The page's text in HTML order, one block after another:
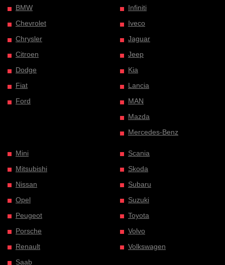
BMW
Chevrolet
Chrysler
Citroen
Dodge
Fiat
Ford
Infiniti
Iveco
Jaguar
Jeep
Kia
Lancia
MAN
Mazda
Mercedes-Benz
Mini
Mitsubishi
Nissan
Opel
Peugeot
Porsche
Renault
Saab
Scania
Skoda
Subaru
Suzuki
Toyota
Volvo
Volkswagen